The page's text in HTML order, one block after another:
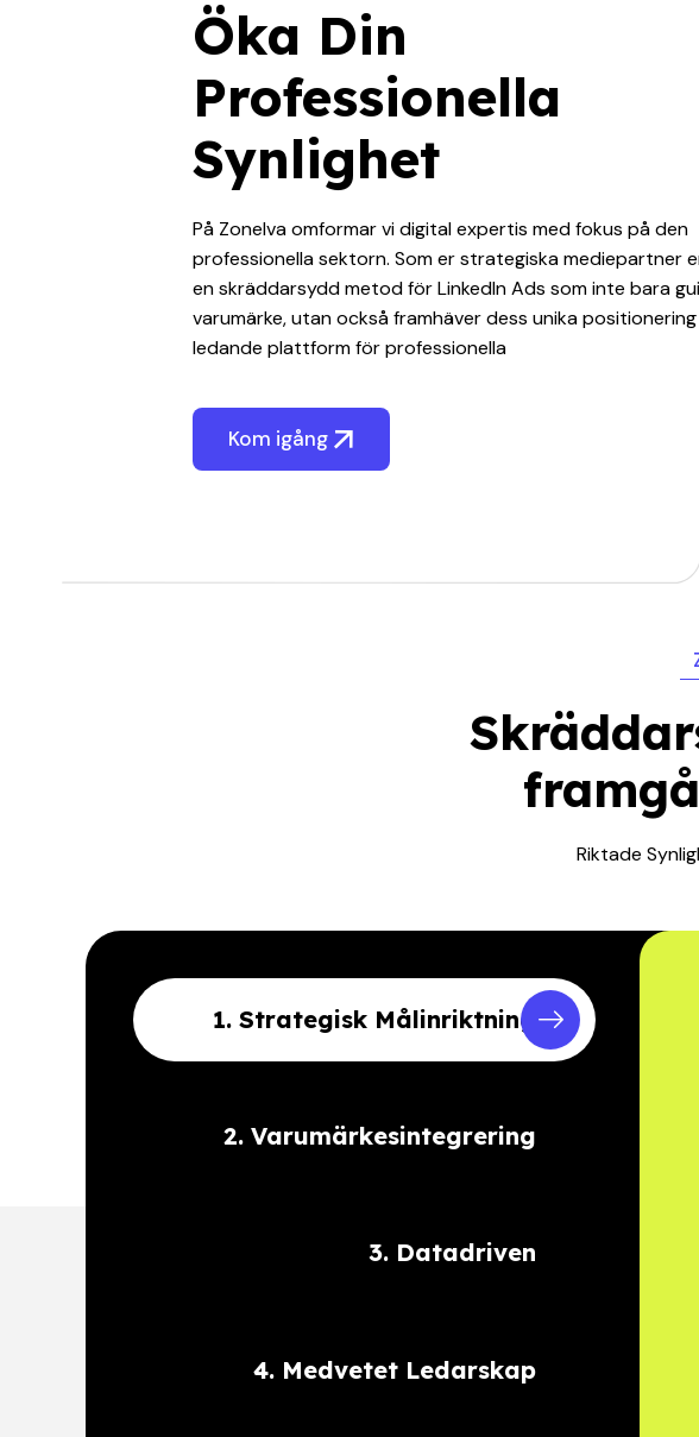
Öka Din
Professionella
Synlighet
På Zonelva omformar vi digital expertis med fokus på den
professionella sektorn. Som er strategiska mediepartner
en skräddarsydd metod för LinkedIn Ads som inte bara
varumärke, utan också framhäver dess unika
ledande plattform för professionella
Kom igång
Riktade
1. Strategisk Målinriktning
2. Varumärkesintegrering
3. Datadriven
4. Medvetet Ledarskap